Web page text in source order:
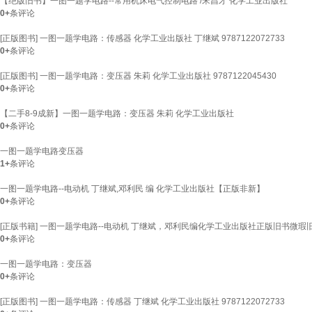
0+条评论
[正版图书] 一图一题学电路：传感器 化学工业出版社 丁继斌 9787122072733
0+条评论
[正版图书] 一图一题学电路：变压器 朱莉 化学工业出版社 9787122045430
0+条评论
【二手8-9成新】一图一题学电路：变压器 朱莉 化学工业出版社
0+条评论
一图一题学电路变压器
1+条评论
一图一题学电路--电动机 丁继斌,邓利民 编 化学工业出版社【正版非新】
0+条评论
[正版书籍] 一图一题学电路--电动机 丁继斌，邓利民编化学工业出版社正版旧书微瑕
0+条评论
一图一题学电路：变压器
0+条评论
[正版图书] 一图一题学电路：传感器 丁继斌 化学工业出版社 9787122072733